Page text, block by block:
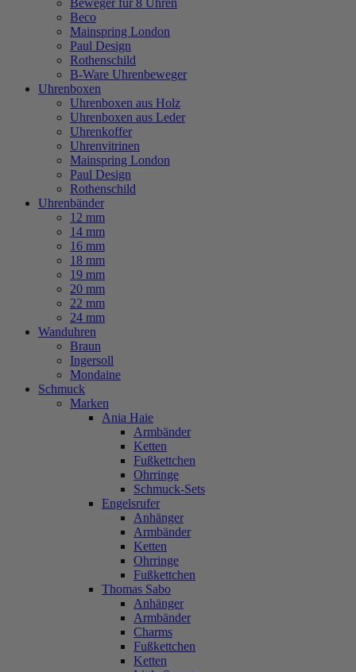
Beweger für 8 Uhren
Beco
Mainspring London
Paul Design
Rothenschild
B-Ware Uhrenbeweger
Uhrenboxen
Uhrenboxen aus Holz
Uhrenboxen aus Leder
Uhrenkoffer
Uhrenvitrinen
Mainspring London
Paul Design
Rothenschild
Uhrenbänder
12 mm
14 mm
16 mm
18 mm
19 mm
20 mm
22 mm
24 mm
Wanduhren
Braun
Ingersoll
Mondaine
Schmuck
Marken
Ania Haie
Armbänder
Ketten
Fußkettchen
Ohrringe
Schmuck-Sets
Engelsrufer
Anhänger
Armbänder
Ketten
Ohrringe
Fußkettchen
Thomas Sabo
Anhänger
Armbänder
Charms
Fußkettchen
Ketten